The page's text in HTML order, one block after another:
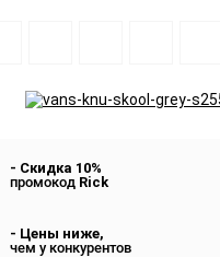
- Скидка 10%
промокод Rick
- Цены ниже,
чем у конкурентов